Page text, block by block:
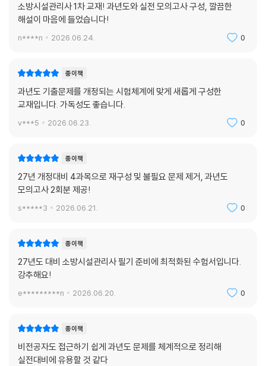
소방시설관리사 1차 교재! 과년도와 실전 모의고사 구성, 깔끔한
해설이 마음에 들었습니다!
n****n 2026.06.24. 0
종이책
과년도 기출문제를 개정되는 시험체계에 맞게 새롭게 구성한
교재입니다. 가독성도 좋습니다.
v***5 2026.06.23. 0
종이책
27년 개정대비 4과목으로 재구성 및 불필요 문제 제거, 과년도
모의고사 2회분 제공!
s*****3 2026.06.21. 0
종이책
27년도 대비 소방시설관리사 필기 준비에 최적화된 수험서입니다.
강추해요!
e*********n 2026.06.20. 0
종이책
비전공자도 접근하기 쉽게 과년도 문제를 체계적으로 정리해
실전대비에 유용할 것 같다